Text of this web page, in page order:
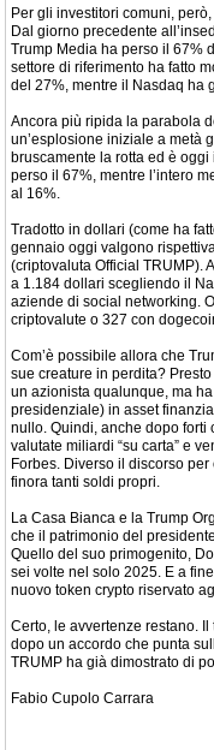
Per gli investitori comuni,
Dal giorno precedente
Trump Media ha perso il 67%
settore di riferimento ha fatto
del 27%, mentre il Nasdaq ha
Ancora più ripida la parabola
un’esplosione iniziale a metà
bruscamente la rotta ed è
perso il 67%, mentre l’intero
al 16%.
Tradotto in dollari (come ha
gennaio oggi valgono
(criptovaluta Official TRUMP).
a 1.184 dollari scegliendo il
aziende di social networking.
criptovalute o 327 con
Com’è possibile allora che
sue creature in perdita?
un azionista qualunque, ma
presidenziale) in asset
nullo. Quindi, anche dopo
valutate miliardi “su carta” e
Forbes. Diverso il discorso
finora tanti soldi propri.
La Casa Bianca e la Trump
che il patrimonio del
Quello del suo primogenito,
sei volte nel solo 2025. E a
nuovo token crypto riservato
Certo, le avvertenze restano.
dopo un accordo che punta
TRUMP ha già dimostrato di
Fabio Cupolo Carrara